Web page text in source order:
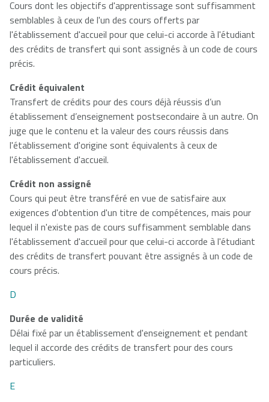
Cours dont les objectifs d'apprentissage sont suffisamment
semblables à ceux de l'un des cours offerts par
l'établissement d'accueil pour que celui-ci accorde à l'étudiant
des crédits de transfert qui sont assignés à un code de cours
précis.
Crédit équivalent
Transfert de crédits pour des cours déjà réussis d’un
établissement d’enseignement postsecondaire à un autre. On
juge que le contenu et la valeur des cours réussis dans
l'établissement d'origine sont équivalents à ceux de
l'établissement d'accueil.
Crédit non assigné
Cours qui peut être transféré en vue de satisfaire aux
exigences d'obtention d'un titre de compétences, mais pour
lequel il n'existe pas de cours suffisamment semblable dans
l'établissement d'accueil pour que celui-ci accorde à l'étudiant
des crédits de transfert pouvant être assignés à un code de
cours précis.
D
Durée de validité
Délai fixé par un établissement d'enseignement et pendant
lequel il accorde des crédits de transfert pour des cours
particuliers.
E